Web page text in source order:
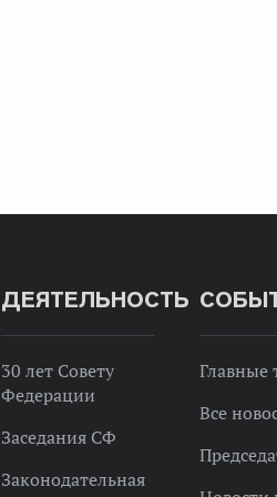
ДЕЯТЕЛЬНОСТЬ
30 лет Совету
Федерации
Заседания СФ
Законодательная
Главные
Все